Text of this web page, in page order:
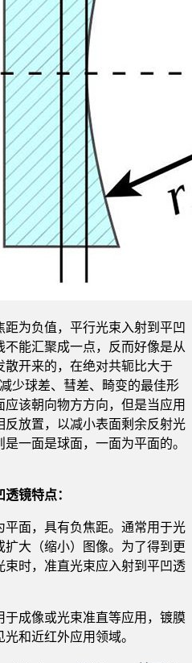
为负值，平行光束入射到平凹
能汇聚成一点，反而好像是从
开来的，在绝对共轭比大于
少球差、彗差、畸变的最佳形
该朝向物方方向，但是当应用
放置，以减小表面剩余反射光
一面是球面，一面为平面的。
透镜特点：
平面，具有负焦距。通常用于光
大（缩小）图像。为了得到更
时，准直光束应入射到平凹透
于成像或光束准直等应用，镀膜
和近红外应用领域。